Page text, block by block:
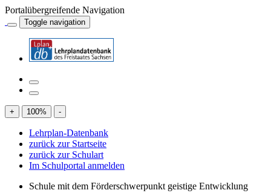
Portalübergreifende Navigation
Toggle navigation
+ 100% -
Lehrplan-Datenbank
zurück zur Startseite
zurück zur Schulart
Im Schulportal anmelden
Schule mit dem Förderschwerpunkt geistige Entwicklung